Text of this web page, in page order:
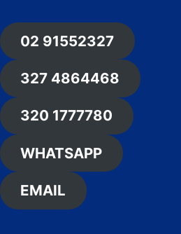
02 91552327
327 4864468
320 1777780
WHATSAPP
EMAIL